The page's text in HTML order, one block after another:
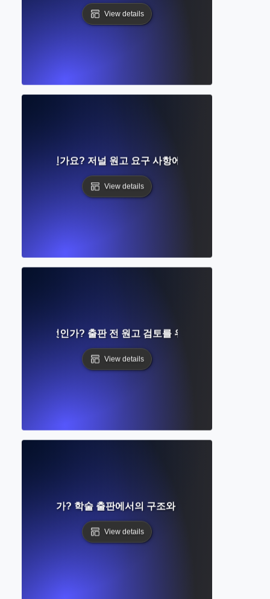
View details
이란 무엇인가요? 저널 원고 요구 사항에 대한 단계별 가이드
View details
로프란 무엇인가? 출판 전 원고 검토를 위한 단계별 가이드
View details
고란 무엇인가? 학술 출판에서의 구조와 역할 이해하기
View details